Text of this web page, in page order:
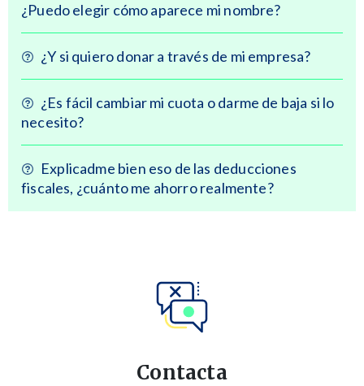
¿Puedo elegir cómo aparece mi nombre?
¿Y si quiero donar a través de mi empresa?
¿Es fácil cambiar mi cuota o darme de baja si lo
necesito?
Explicadme bien eso de las deducciones
fiscales, ¿cuánto me ahorro realmente?
Contacta